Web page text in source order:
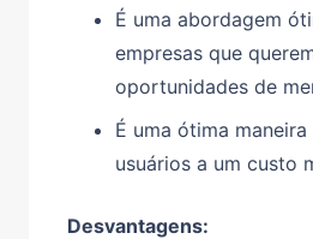
É uma abordagem
empresas que
oportunidades de
É uma ótima
usuários a um custo
Desvantagens: